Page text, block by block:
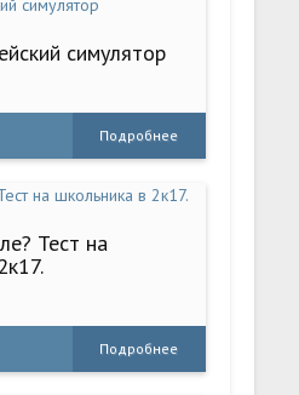
симулятор
Подробнее
Тест на
Подробнее